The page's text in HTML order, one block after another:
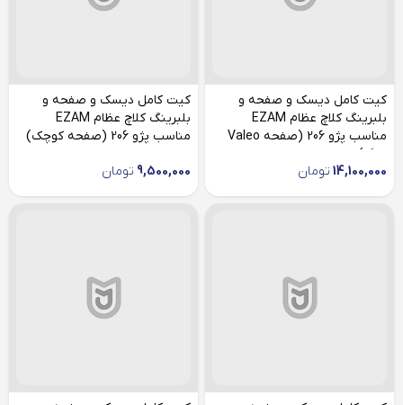
کیت کامل دیسک و صفحه و
بلبرینگ کلاچ عظام EZAM
مناسب پژو 206 (صفحه Valeo
بزرگ)
14,100,000 تومان
کیت کامل دیسک و صفحه و
بلبرینگ کلاچ عظام EZAM
مناسب پژو 206 (صفحه کوچک)
9,500,000 تومان